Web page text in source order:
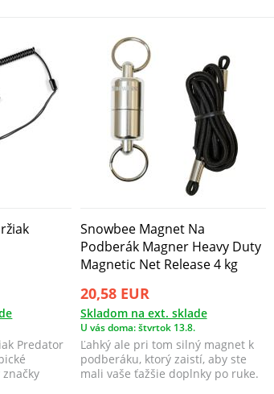
Predator
Snowbee Magnet Na
Podberák Magner Heavy Duty
Magnetic Net Release 4 kg
20,58 EUR
Skladom na ext. sklade
U vás doma: štvrtok 13.8.
Ľahký ale pri tom silný magnet k
podberáku, ktorý zaistí, aby ste
mali vaše ťažšie doplnky po ruke.